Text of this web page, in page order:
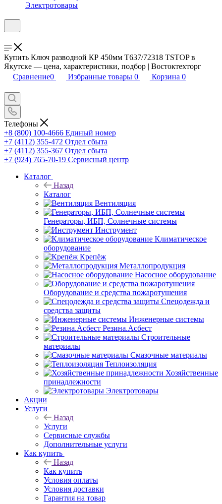
Электротовары
Купить Ключ разводной КР 450мм Т637/72318 TSTOP в
Якутске — цена, характеристики, подбор | Востоктехторг
Сравнение0 Избранные товары 0 Корзина 0
Телефоны
+8 (800) 100-4666 Единый номер
+7 (4112) 355-472 Отдел сбыта
+7 (4112) 355-367 Отдел сбыта
+7 (924) 765-70-19 Сервисный центр
Каталог
Назад
Каталог
Вентиляция
Генераторы, ИБП, Солнечные системы
Инструмент
Климатическое
оборудование
Крепёж
Металлопродукция
Насосное оборудование
Оборудование и средства пожаротушения
Спецодежда и
средства защиты
Инженерные системы
Резина.Асбест
Строительные
материалы
Смазочные материалы
Теплоизоляция
Хозяйственные
принадлежности
Электротовары
Акции
Услуги
Назад
Услуги
Сервисные службы
Дополнительные услуги
Как купить
Назад
Как купить
Условия оплаты
Условия доставки
Гарантия на товар